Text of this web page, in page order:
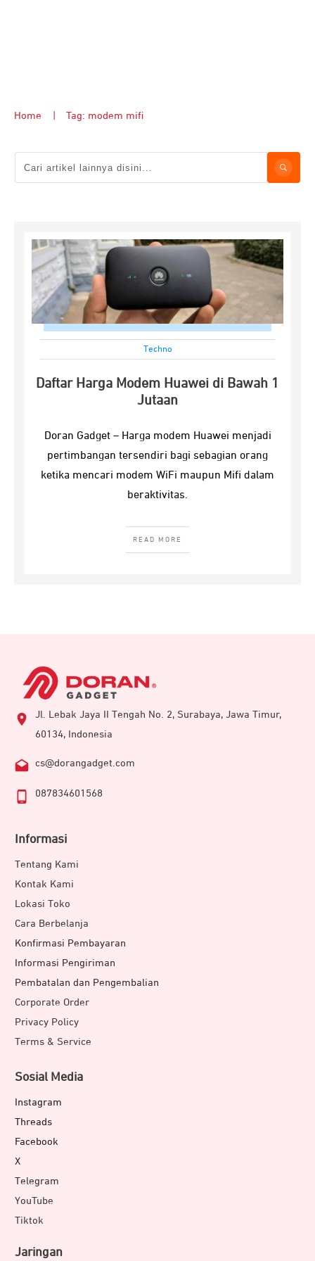
Home Tag: modem mifi
Techno
Daftar Harga Modem Huawei di Bawah 1
Jutaan
Doran Gadget – Harga modem Huawei menjadi
pertimbangan tersendiri bagi sebagian orang
ketika mencari modem WiFi maupun Mifi dalam
beraktivitas.
READ MORE
Jl. Lebak Jaya II Tengah No. 2, Surabaya, Jawa Timur,
60134, Indonesia
cs@dorangadget.com
087834601568
Informasi
Tentang Kami
Kontak Kami
Lokasi Toko
Cara Berbelanja
Konfirmasi Pembayaran
Informasi Pengiriman
Pembatalan dan Pengembalian
Corporate Order
Privacy Policy
Terms & Service
Sosial Media
Instagram
Threads
Facebook
X
Telegram
YouTube
Tiktok
Jaringan